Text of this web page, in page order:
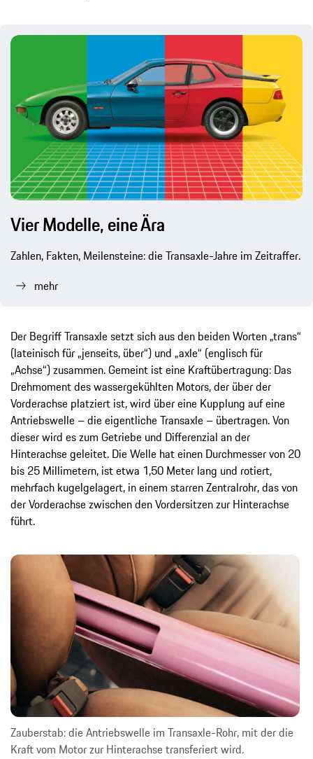
Vier Modelle, eine Ära
Zahlen, Fakten, Meilensteine: die Transaxle-Jahre im Zeitraffer.
mehr
Der Begriff Transaxle setzt sich aus den beiden Worten „trans“
(lateinisch für „jenseits, über“) und „axle“ (englisch für
„Achse“) zusammen. Gemeint ist eine Kraftübertragung: Das
Drehmoment des wassergekühlten Motors, der über der
Vorderachse platziert ist, wird über eine Kupplung auf eine
Antriebswelle – die eigentliche Transaxle – übertragen. Von
dieser wird es zum Getriebe und Differenzial an der
Hinterachse geleitet. Die Welle hat einen Durchmesser von 20
bis 25 Millimetern, ist etwa 1,50 Meter lang und rotiert,
mehrfach kugelgelagert, in einem starren Zentralrohr, das von
der Vorderachse zwischen den Vordersitzen zur Hinterachse
führt.
Zauberstab: die Antriebswelle im Transaxle-Rohr, mit der die
Kraft vom Motor zur Hinterachse transferiert wird.